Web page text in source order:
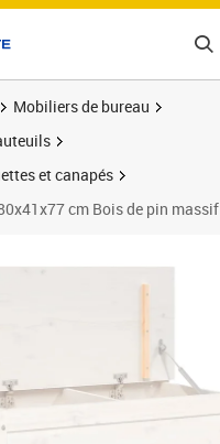
Mobiliers de bureau
et canapés
cm Bois de pin massif